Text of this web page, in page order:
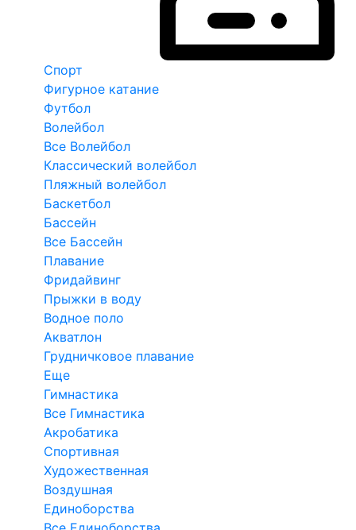
Спорт
Фигурное катание
Футбол
Волейбол
Все Волейбол
Классический волейбол
Пляжный волейбол
Баскетбол
Бассейн
Все Бассейн
Плавание
Фридайвинг
Прыжки в воду
Водное поло
Акватлон
Грудничковое плавание
Еще
Гимнастика
Все Гимнастика
Акробатика
Спортивная
Художественная
Воздушная
Единоборства